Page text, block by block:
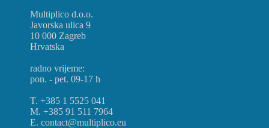
Multiplico d.o.o.
Javorska ulica 9
10 000 Zagreb
Hrvatska
radno vrijeme:
pon. - pet. 09-17 h
T. +385 1 5525 041
M. +385 91 511 7964
E. contact@multiplico.eu